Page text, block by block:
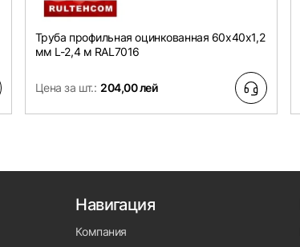
Труба профильная оцинкованная 60х40x1,2
мм L-2,4 м RAL7016
Цена за шт.: 204,00 лей
Навигация
Компания